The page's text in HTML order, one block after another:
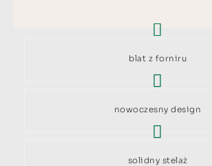
blat z forniru
nowoczesny design
solidny stelaż